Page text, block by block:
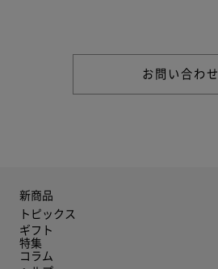
お問い合わせ
新商品
トピックス
ギフト
特集
コラム